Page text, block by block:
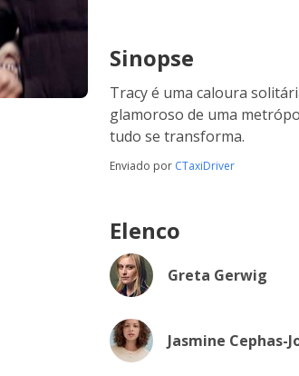
Sinopse
Tracy é uma caloura
glamoroso de uma
tudo se transforma.
Enviado por CTaxiDriver
Elenco
Greta Gerwig
Jasmine Cephas-